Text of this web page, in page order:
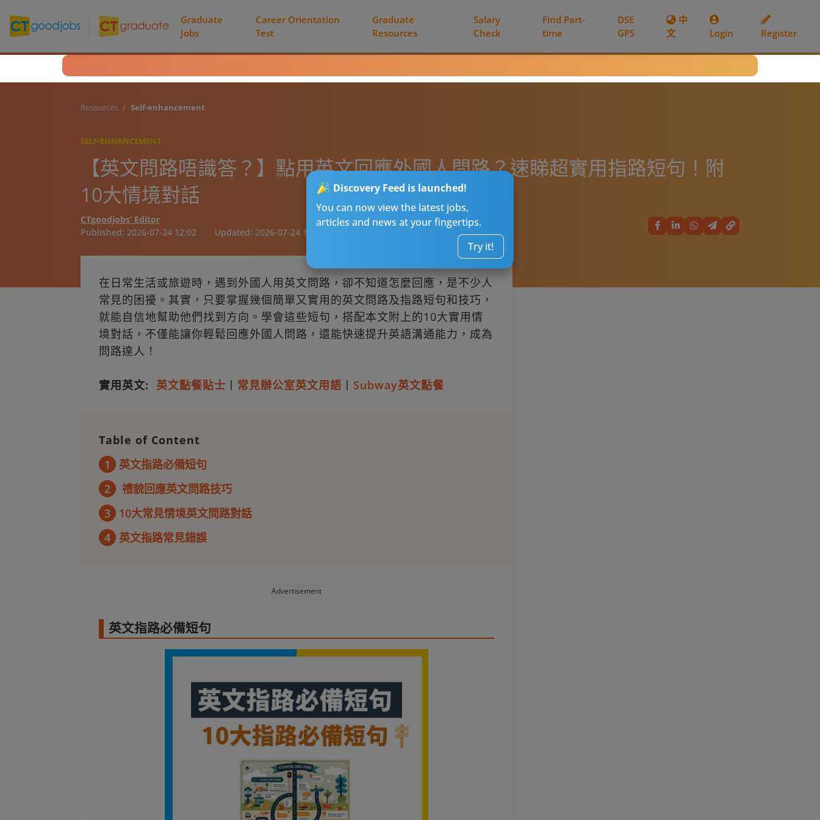
Graduate
Jobs
Career Orientation
Test
Graduate
Resources
Salary
Check
Find Part-
time
DSE
GPS
中
文
Login Register
Discovery Feed is launched!
You can now view the latest jobs,
articles and news at your fingertips.
Try it!
Resources Self-enhancement
SELF-ENHANCEMENT
【英文問路唔識答？】點用英文回應外國人問路？速睇超實用指路短句！附
10大情境對話
CTgoodjobs’ Editor
Published: 2026-07-24 12:02 Updated: 2026-07-24 12:02
在日常生活或旅遊時，遇到外國人用英文問路，卻不知道怎麼回應，是不少人
常見的困擾。其實，只要掌握幾個簡單又實用的英文問路及指路短句和技巧，
就能自信地幫助他們找到方向。學會這些短句，搭配本文附上的10大實用情
境對話，不僅能讓你輕鬆回應外國人問路，還能快速提升英語溝通能力，成為
問路達人！
實用英文: 英文點餐貼士 丨 常見辦公室英文用語 丨 Subway英文點餐
Table of Content
1
英文指路必備短句
2
禮貌回應英文問路技巧
3
10大常見情境英文問路對話
4
英文指路常見錯誤
Advertisement
英文指路必備短句